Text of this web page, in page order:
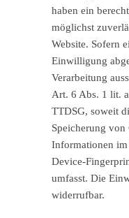
haben ein
möglichst
Website. Sofern
Einwilligung
Verarbeitung
Art. 6 Abs. 1 lit.
TTDSG, soweit
Speicherung
Informationen im
Device-
umfasst. Die
widerrufbar.